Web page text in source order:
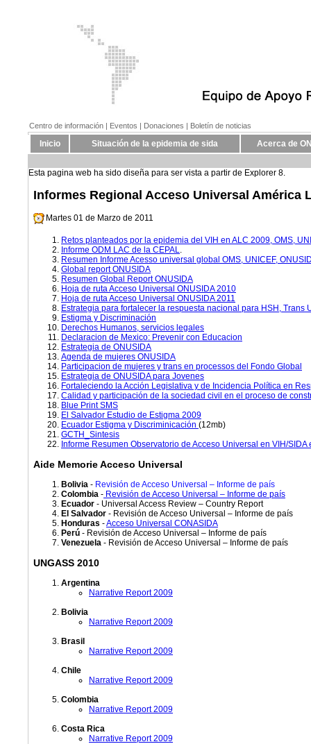
Centro de información | Eventos | Donaciones | Boletín de noticias
Inicio Situación de la epidemia de sida Acerca de
Esta pagina web ha sido diseña para ser vista a partir de Explorer 8.
Informes Regional Acceso Universal América
Martes 01 de Marzo de 2011
Retos planteados por la epidemia del VIH en ALC 2009, OMS,
Informe ODM LAC de la CEPAL.
Resumen Informe Acesso universal global OMS, UNICEF,
Global report ONUSIDA
Resumen Global Report ONUSIDA
Hoja de ruta Acceso Universal ONUSIDA 2010
Hoja de ruta Acceso Universal ONUSIDA 2011
Estrategia para fortalecer la respuesta nacional para HSH, Trans
Estigma y Discriminación
Derechos Humanos, servicios legales
Declaracion de Mexico: Prevenir con Educacion
Estrategia de ONUSIDA
Agenda de mujeres ONUSIDA
Participacion de mujeres y trans en processos del Fondo Global
Estrategia de ONUSIDA para Jovenes
Fortaleciendo la Acción Legislativa y de Incidencia Política en
Calidad y participación de la sociedad civil en el proceso de
Blue Print SMS
El Salvador Estudio de Estigma 2009
Ecuador Estigma y Discriminicación (12mb)
GCTH_Sintesis
Informe Resumen Observatorio de Acceso Universal en VIH/SIDA
Aide Memorie Acceso Universal
Bolivia - Revisión de Acceso Universal – Informe de país
Colombia - Revisión de Acceso Universal – Informe de país
Ecuador - Universal Access Review – Country Report
El Salvador - Revisión de Acceso Universal – Informe de país
Honduras -Acceso Universal CONASIDA
Perú - Revisión de Acceso Universal – Informe de país
Venezuela - Revisión de Acceso Universal – Informe de país
UNGASS 2010
Argentina
Narrative Report 2009
Bolivia
Narrative Report 2009
Brasil
Narrative Report 2009
Chile
Narrative Report 2009
Colombia
Narrative Report 2009
Costa Rica
Narrative Report 2009